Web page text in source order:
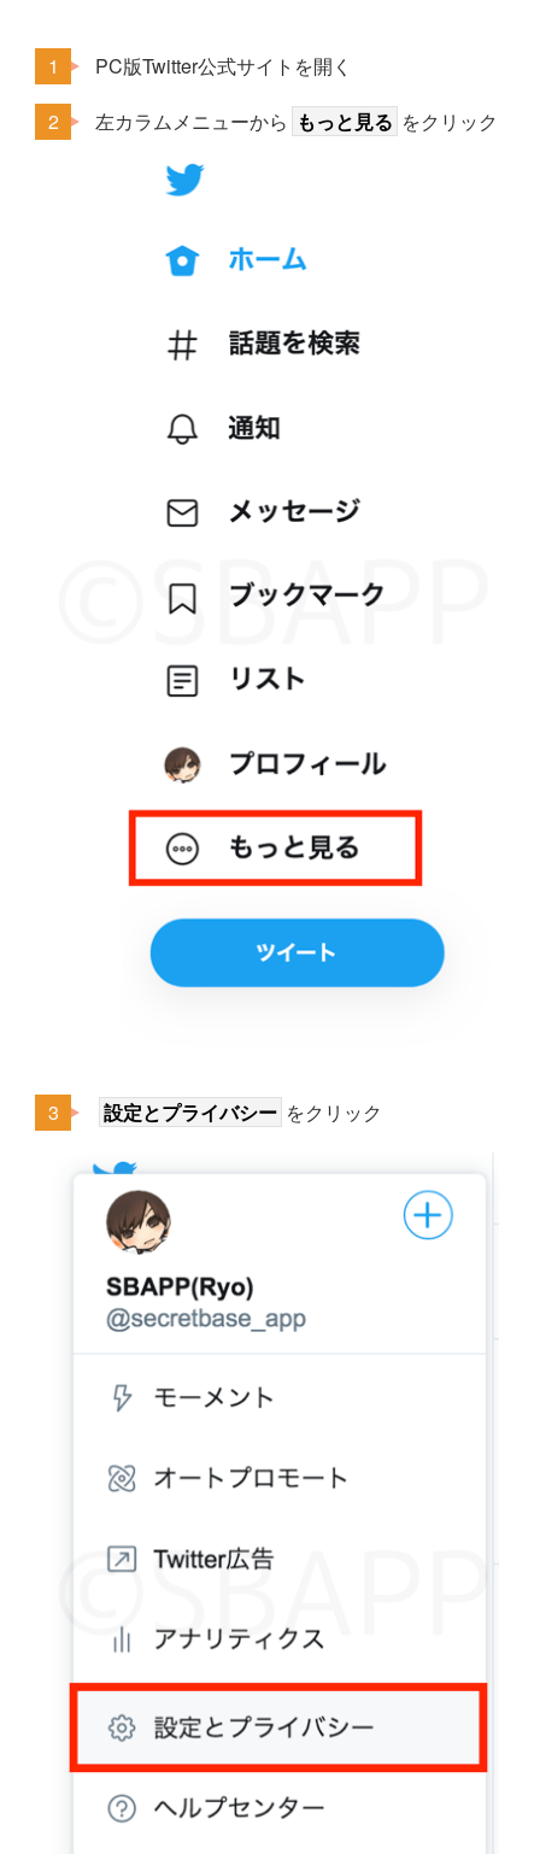
PC版Twitter公式サイトを開く
左カラムメニューから もっと見る をクリック
設定とプライバシー をクリック